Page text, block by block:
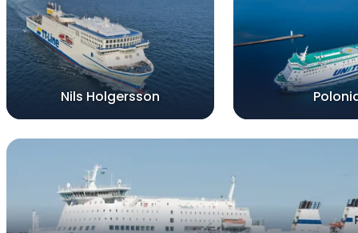
Nils Holgersson